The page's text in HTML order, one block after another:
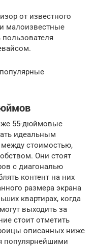
от известного
малоизвестные
55-дюймовые
идеальным
стоимостью,
Они стоят
с диагональю
контент на них
размера экрана
квартирах, когда
выходить за
стоит отметить
описанных ниже
популярнейшими